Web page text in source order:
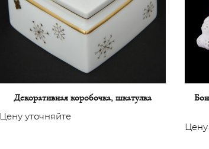
Декоративная коробочка, шкатулка
Цену уточняйте
Цену